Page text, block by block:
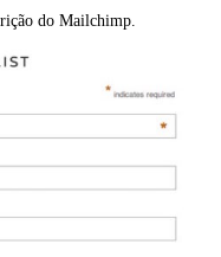
do Mailchimp.